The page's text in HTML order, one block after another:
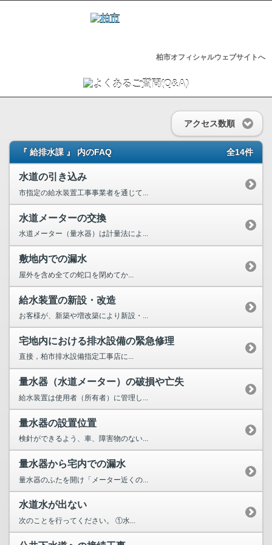
柏市オフィシャルウェブサイトへ
アクセス数順
『 給排水課 』 内のFAQ 全14件
水道の引き込み
市指定の給水装置工事事業者を通じて...
水道メーターの交換
水道メーター（量水器）は計量法によ...
敷地内での漏水
屋外を含め全ての蛇口を閉めてか...
給水装置の新設・改造
お客様が、新築や増改築により新設・...
宅地内における排水設備の緊急修理
直接，柏市排水設備指定工事店に...
量水器（水道メーター）の破損や亡失
給水装置は使用者（所有者）に管理し...
量水器の設置位置
検針ができるよう、車、障害物のない...
量水器から宅内での漏水
量水器のふたを開け「メーター近くの...
水道水が出ない
次のことを行ってください。 ①水...